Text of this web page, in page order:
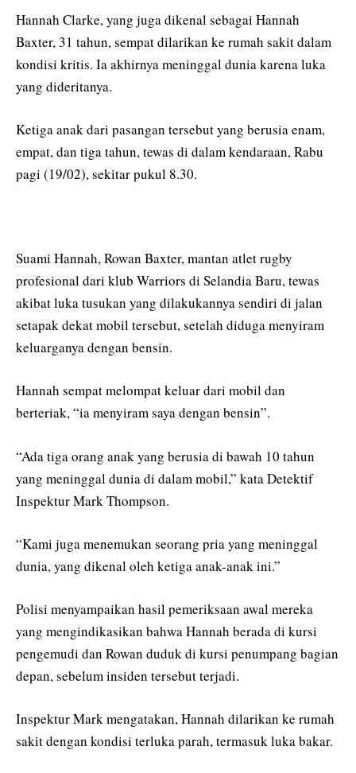
Hannah Clarke, yang juga dikenal sebagai Hannah
Baxter, 31 tahun, sempat dilarikan ke rumah sakit dalam
kondisi kritis. Ia akhirnya meninggal dunia karena luka
yang dideritanya.
Ketiga anak dari pasangan tersebut yang berusia enam,
empat, dan tiga tahun, tewas di dalam kendaraan, Rabu
pagi (19/02), sekitar pukul 8.30.
Suami Hannah, Rowan Baxter, mantan atlet rugby
profesional dari klub Warriors di Selandia Baru, tewas
akibat luka tusukan yang dilakukannya sendiri di jalan
setapak dekat mobil tersebut, setelah diduga menyiram
keluarganya dengan bensin.
Hannah sempat melompat keluar dari mobil dan
berteriak, “ia menyiram saya dengan bensin”.
“Ada tiga orang anak yang berusia di bawah 10 tahun
yang meninggal dunia di dalam mobil,” kata Detektif
Inspektur Mark Thompson.
“Kami juga menemukan seorang pria yang meninggal
dunia, yang dikenal oleh ketiga anak-anak ini.”
Polisi menyampaikan hasil pemeriksaan awal mereka
yang mengindikasikan bahwa Hannah berada di kursi
pengemudi dan Rowan duduk di kursi penumpang bagian
depan, sebelum insiden tersebut terjadi.
Inspektur Mark mengatakan, Hannah dilarikan ke rumah
sakit dengan kondisi terluka parah, termasuk luka bakar.